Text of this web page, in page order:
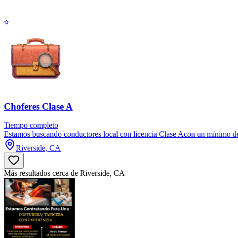
Choferes Clase A
Tiempo completo
Estamos buscando conductores local con licencia Clase Acon un mínimo
Riverside, CA
Más resultados cerca de Riverside, CA